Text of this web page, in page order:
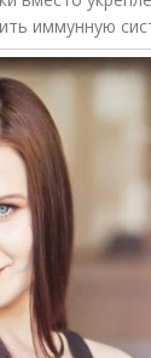
иммунную